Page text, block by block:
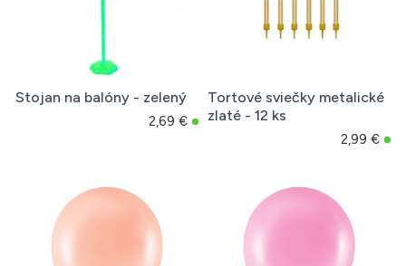
Stojan na balóny - zelený
2,69 €
Tortové sviečky metalické
zlaté - 12 ks
2,99 €